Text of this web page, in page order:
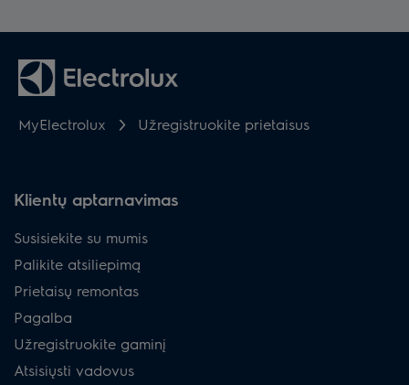
MyElectrolux Užregistruokite prietaisus
Klientų aptarnavimas
Susisiekite su mumis
Palikite atsiliepimą
Prietaisų remontas
Pagalba
Užregistruokite gaminį
Atsisiųsti vadovus